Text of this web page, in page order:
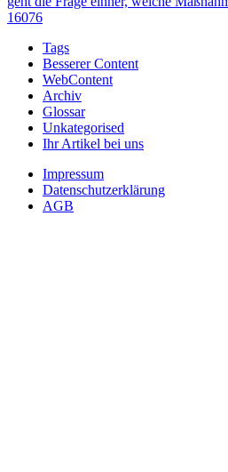
16076
Tags
Besserer Content
WebContent
Archiv
Glossar
Unkategorised
Ihr Artikel bei uns
Impressum
Datenschutzerklärung
AGB